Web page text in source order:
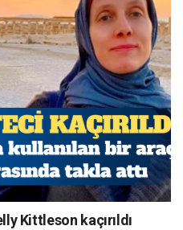
Kittleson kaçırıldı